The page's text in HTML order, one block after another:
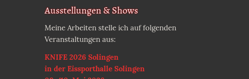
Ausstellungen & Shows
Meine Arbeiten stelle ich auf folgenden
Veranstaltungen aus:
KNIFE 2026 Solingen
in der Eissporthalle Solingen